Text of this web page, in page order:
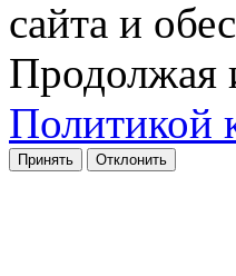
сайта и
Продолжая
Политикой
Принять Отклонить